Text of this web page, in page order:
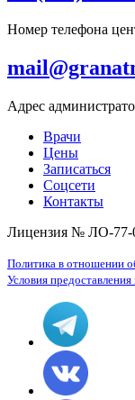
Номер телефона
Адрес
Врачи
Цены
Записаться
Соцсети
Контакты
Лицензия № ЛО-77-
Политика в отношении
Условия